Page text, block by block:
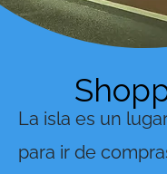
La isla es un
para ir de